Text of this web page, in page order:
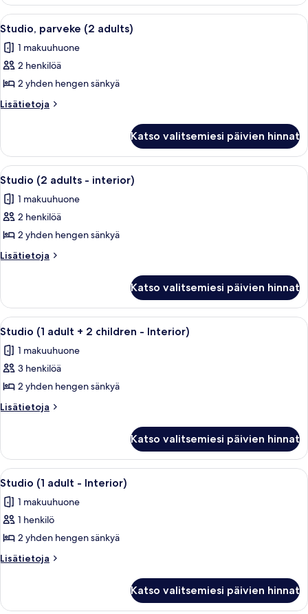
kuvat
parveke
(2
Avaa
kaikki
huonetyypin
Studio,
parveke
(2
Makuuhuoneessa on suuri sänky,
4
Studio, parveke (2 adults)
1 makuuhuone
2 henkilöä
2 yhden hengen sänkyä
Lisätietoja
Lisätietoja
(2
adults)
Katso valitsemiesi päivien hinnat
Avaa
kaikki
huonetyypin
Studio
(2
adults
kuvat
Hotellihuone, jossa on kaksi sänkyä,
4
Studio (2 adults - interior)
1 makuuhuone
2 henkilöä
2 yhden hengen sänkyä
Lisätietoja
Lisätietoja
adults
interior)
Katso valitsemiesi päivien hinnat
Avaa
kaikki
huonetyypin
Studio
(1
adult
children
Interior)
kuvat
Hotellihuone, jossa on kaksi sänkyä,
4
Studio (1 adult + 2 children - Interior)
1 makuuhuone
3 henkilöä
2 yhden hengen sänkyä
Lisätietoja
Lisätietoja
adult
2
Interior)
Katso valitsemiesi päivien hinnat
Avaa
kaikki
huonetyypin
Studio
(1
adult
kuvat
Hotellihuone, jossa on kaksi sänkyä,
4
Studio (1 adult - Interior)
1 makuuhuone
1 henkilö
2 yhden hengen sänkyä
Lisätietoja
Lisätietoja
adult
Katso valitsemiesi päivien hinnat